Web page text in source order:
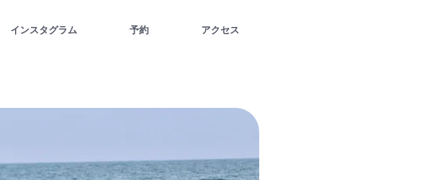
インスタグラム 予約 アクセス